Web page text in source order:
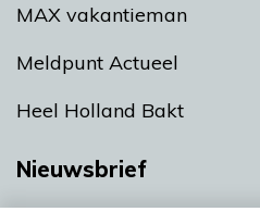
MAX vakantieman
Meldpunt Actueel
Heel Holland Bakt
Nieuwsbrief